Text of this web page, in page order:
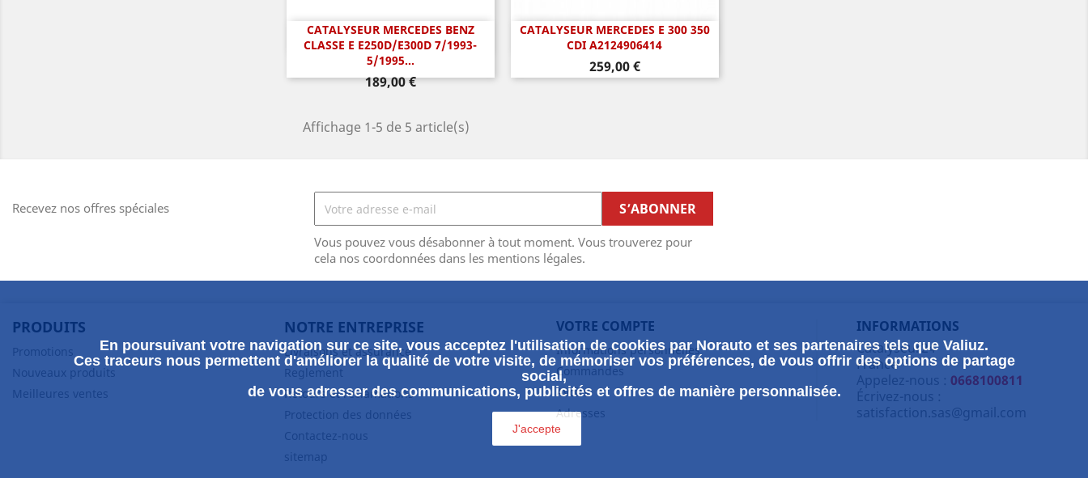
CATALYSEUR MERCEDES BENZ
CLASSE E E250D/E300D 7/1993-
5/1995...
Prix
189,00 €
Aperçu rapide
CATALYSEUR MERCEDES E 300 350
CDI A2124906414
Prix
259,00 €
Aperçu rapide
Affichage 1-5 de 5 article(s)
Recevez nos offres spéciales
Vous pouvez vous désabonner à tout moment. Vous trouverez pour
cela nos coordonnées dans les mentions légales.
PRODUITS
Promotions
Nouveaux produits
Meilleures ventes
NOTRE ENTREPRISE
Livraisons et assurance
Reglement
Retours et réclamations
Protection des données
Contactez-nous
sitemap
VOTRE COMPTE
Informations personnelles
Commandes
Avoirs
Adresses
INFORMATIONS
Catalyseur24
France
Appelez-nous : 0668100811
Écrivez-nous :
satisfaction.sas@gmail.com
En poursuivant votre navigation sur ce site, vous acceptez l'utilisation de cookies par Norauto et ses partenaires tels que Valiuz.
Ces traceurs nous permettent d'améliorer la qualité de votre visite, de mémoriser vos préférences, de vous offrir des options de partage
social,
de vous adresser des communications, publicités et offres de manière personnalisée.
J'accepte